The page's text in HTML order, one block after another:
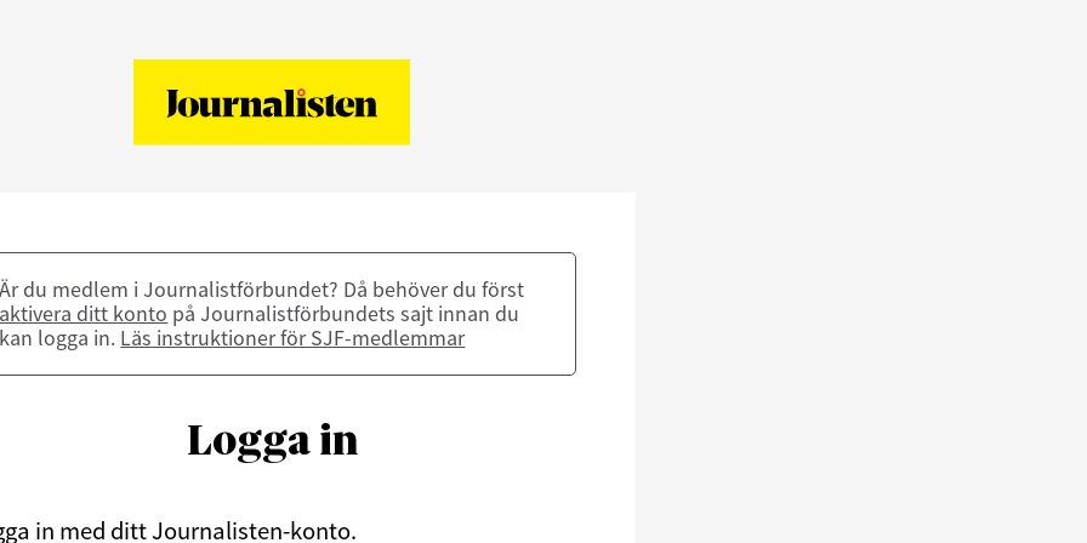
Är du medlem i Journalistförbundet? Då behöver du först
aktivera ditt konto på Journalistförbundets sajt innan du
kan logga in. Läs instruktioner för SJF-medlemmar
Logga in
in med ditt Journalisten-konto.